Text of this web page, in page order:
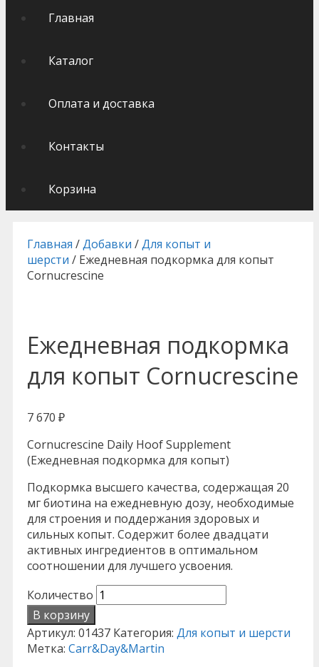
Главная
Каталог
Оплата и доставка
Контакты
Корзина
Главная /Добавки /Для копыт и
шерсти / Ежедневная подкормка для копыт
Cornucrescine
Ежедневная подкормка
для копыт Cornucrescine
7 670 ₽
Cornucrescine Daily Hoof Supplement
(Ежедневная подкормка для копыт)
Подкормка высшего качества, содержащая 20
мг биотина на ежедневную дозу, необходимые
для строения и поддержания здоровых и
сильных копыт. Содержит более двадцати
активных ингредиентов в оптимальном
соотношении для лучшего усвоения.
Количество
В корзину
Артикул: 01437 Категория: Для копыт и шерсти
Метка: Carr&Day&Martin